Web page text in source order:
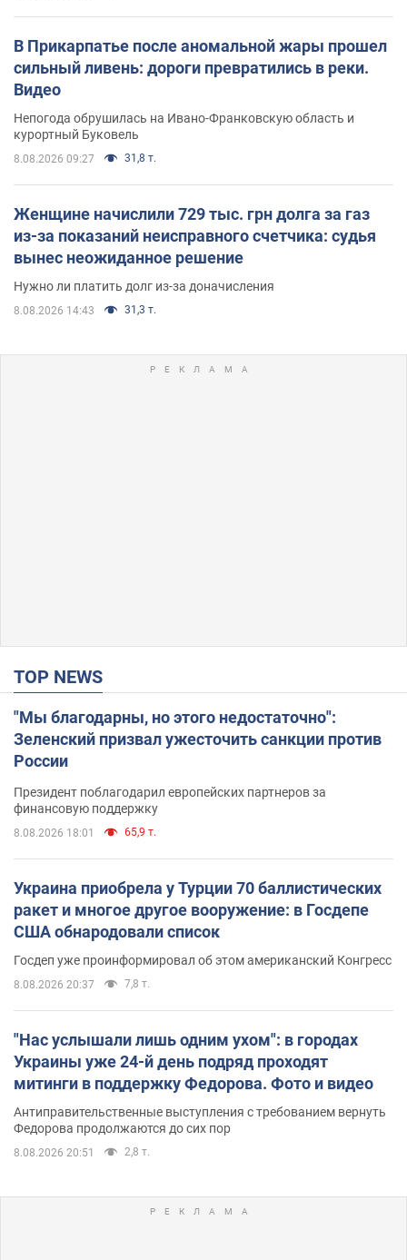
В Прикарпатье после аномальной жары прошел
сильный ливень: дороги превратились в реки.
Видео
Непогода обрушилась на Ивано-Франковскую область и
курортный Буковель
8.08.2026 09:27 31,8 т.
Женщине начислили 729 тыс. грн долга за газ
из-за показаний неисправного счетчика: судья
вынес неожиданное решение
Нужно ли платить долг из-за доначисления
8.08.2026 14:43 31,3 т.
TOP NEWS
"Мы благодарны, но этого недостаточно":
Зеленский призвал ужесточить санкции против
России
Президент поблагодарил европейских партнеров за
финансовую поддержку
8.08.2026 18:01 65,9 т.
Украина приобрела у Турции 70 баллистических
ракет и многое другое вооружение: в Госдепе
США обнародовали список
Госдеп уже проинформировал об этом американский Конгресс
8.08.2026 20:37 7,8 т.
"Нас услышали лишь одним ухом": в городах
Украины уже 24-й день подряд проходят
митинги в поддержку Федорова. Фото и видео
Антиправительственные выступления с требованием вернуть
Федорова продолжаются до сих пор
8.08.2026 20:51 2,8 т.